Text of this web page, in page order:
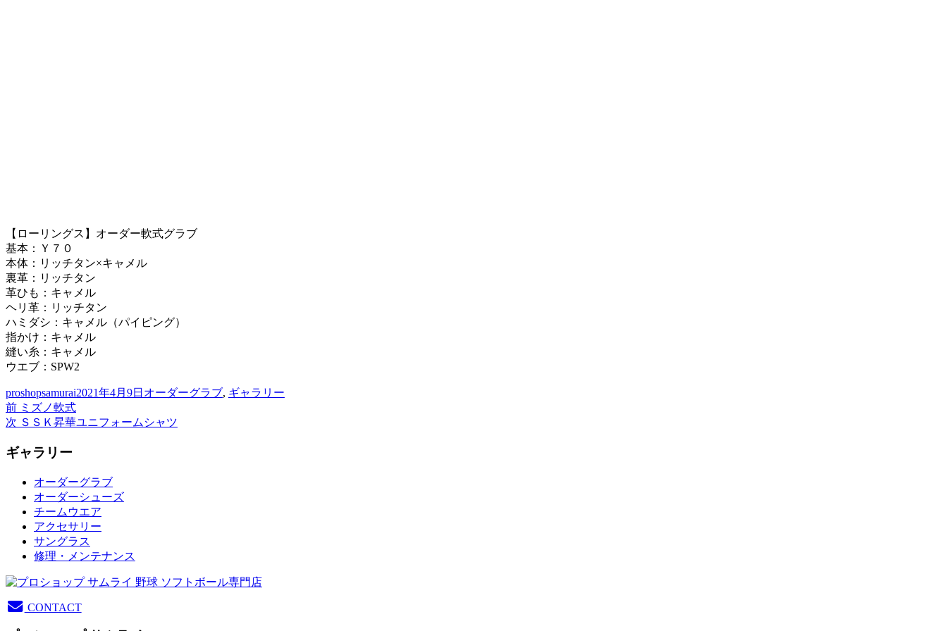
【ローリングス】オーダー軟式グラブ
基本：Ｙ７０
本体：リッチタン×キャメル
裏革：リッチタン
革ひも：キャメル
ヘリ革：リッチタン
ハミダシ：キャメル（パイピング）
指かけ：キャメル
縫い糸：キャメル
ウエブ：SPW2
投
稿
者
proshopsamurai投
稿
日:
2021年4月9日 カ
ゴ
オーダーグラブ, ギャラリー
投
稿
ナ
ン
前 前
の
稿:
ミズノ軟式
次 次
投
ＳＳＫ昇華ユニフォームシャツ
ギャラリー
オーダーグラブ
オーダーシューズ
チームウエア
アクセサリー
サングラス
修理・メンテナンス
CONTACT